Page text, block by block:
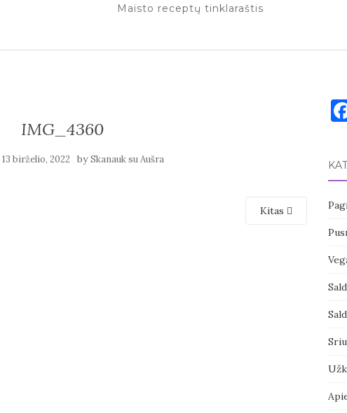
Maisto receptų tinklaraštis
IMG_4360
13 birželio, 2022 bySkanauk su Aušra
Kitas